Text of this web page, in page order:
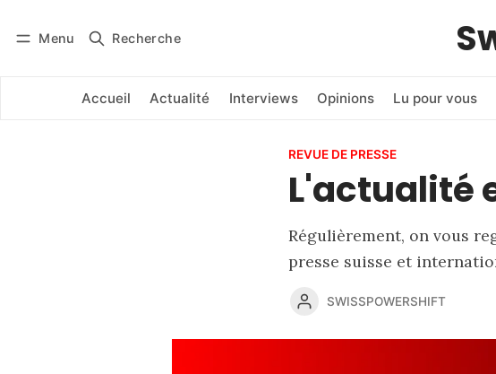
Menu Recherche
Accueil Actualité Interviews Opinions Lu pour vous
Se connecter
REVUE DE PRESSE
L'actualité
Régulièrement, on vous
presse suisse et
SWISSPOWERSHIFT